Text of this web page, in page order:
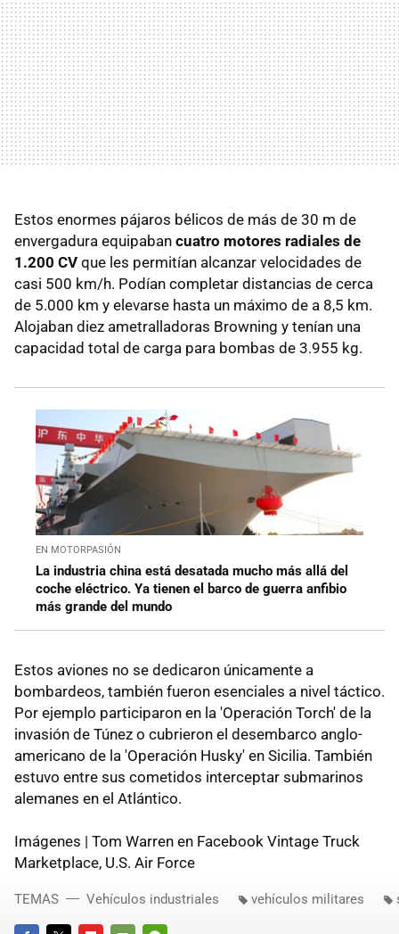
Estos enormes pájaros bélicos de más de 30 m de
envergadura equipaban cuatro motores radiales de
1.200 CV que les permitían alcanzar velocidades de
casi 500 km/h. Podían completar distancias de cerca
de 5.000 km y elevarse hasta un máximo de a 8,5 km.
Alojaban diez ametralladoras Browning y tenían una
capacidad total de carga para bombas de 3.955 kg.
EN MOTORPASIÓN
La industria china está desatada mucho más allá del
coche eléctrico. Ya tienen el barco de guerra anfibio
más grande del mundo
Estos aviones no se dedicaron únicamente a
bombardeos, también fueron esenciales a nivel táctico.
Por ejemplo participaron en la 'Operación Torch' de la
invasión de Túnez o cubrieron el desembarco anglo-
americano de la 'Operación Husky' en Sicilia. También
estuvo entre sus cometidos interceptar submarinos
alemanes en el Atlántico.
Imágenes | Tom Warren en Facebook Vintage Truck
Marketplace, U.S. Air Force
TEMAS Vehículos industriales vehículos militares